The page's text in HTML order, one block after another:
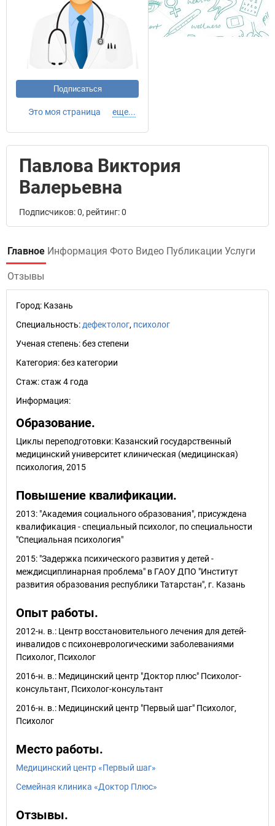
Подписаться
Это моя страница еще...
Павлова Виктория
Валерьевна
Подписчиков: 0, рейтинг: 0
Главное Информация Фото Видео Публикации Услуги
Отзывы
Город: Казань
Специальность: дефектолог, психолог
Ученая степень:без степени
Категория:без категории
Стаж:стаж 4 года
Информация:
Образование.
Циклы переподготовки: Казанский государственный
медицинский университет клиническая (медицинская)
психология, 2015
Повышение квалификации.
2013: "Академия социального образования", присуждена
квалификация - специальный психолог, по специальности
"Специальная психология"
2015: "Задержка психического развития у детей -
междисциплинарная проблема" в ГАОУ ДПО "Институт
развития образования республики Татарстан", г. Казань
Опыт работы.
2012-н. в.: Центр восстановительного лечения для детей-
инвалидов с психоневрологическими заболеваниями
Психолог, Психолог
2016-н. в.: Медицинский центр "Доктор плюс" Психолог-
консультант, Психолог-консультант
2016-н. в.: Медицинский центр "Первый шаг" Психолог,
Психолог
Место работы.
Медицинский центр «Первый шаг»
Семейная клиника «Доктор Плюс»
Отзывы.